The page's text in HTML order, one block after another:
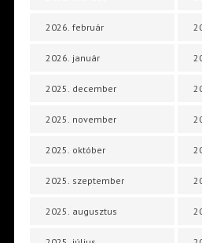
2026. február
2026. január
2025. december
2025. november
2025. október
2025. szeptember
2025. augusztus